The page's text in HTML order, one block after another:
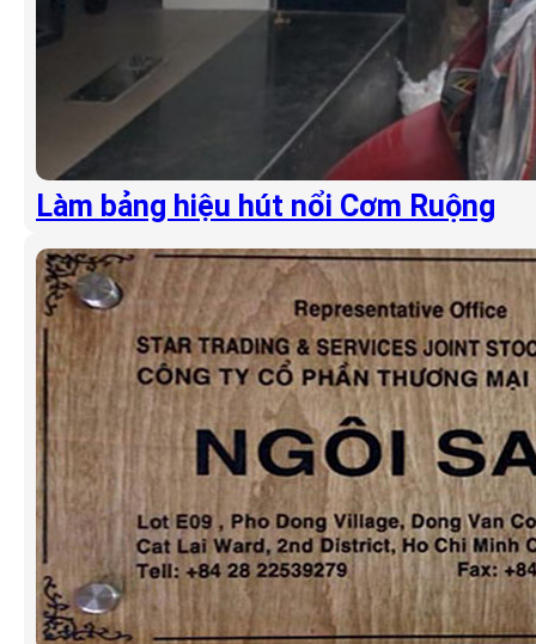
Làm bảng hiệu hút nổi Cơm Ruộng